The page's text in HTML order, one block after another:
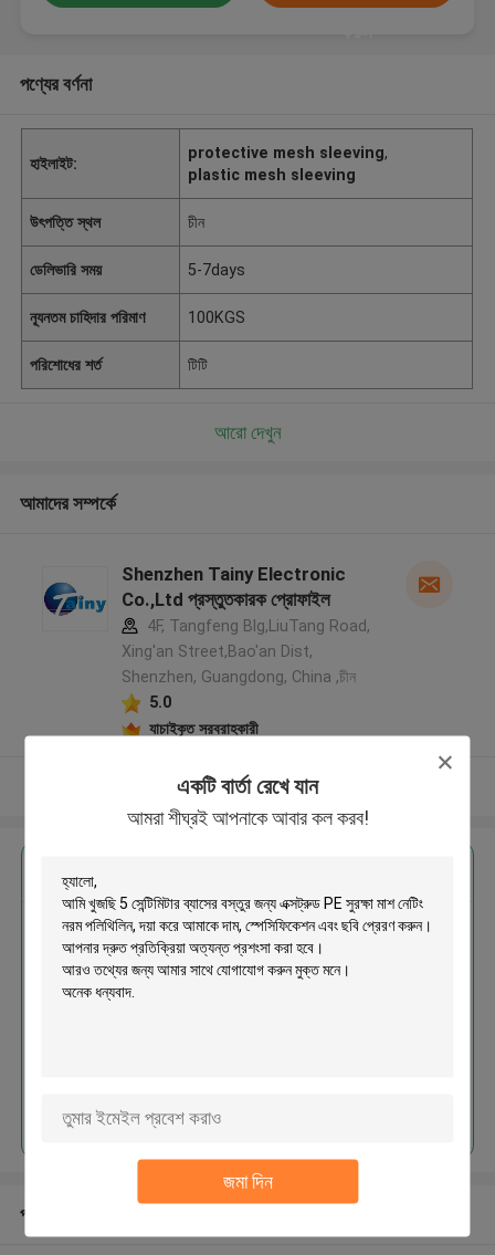
একটি বার্তা রেখে যান
আমরা শীঘ্রই আপনাকে আবার কল করব!
জমা দিন
পণ্যের বর্ণনা
হাইলাইট:
protective mesh sleeving,
plastic mesh sleeving
উৎপত্তি স্থল চীন
ডেলিভারি সময় 5-7days
ন্যূনতম চাহিদার পরিমাণ 100KGS
পরিশোধের শর্ত টিটি
আরো দেখুন
আমাদের সম্পর্কে
Shenzhen Tainy Electronic
Co.,Ltd প্রস্তুতকারক প্রোফাইল
4F, Tangfeng Blg,LiuTang Road,
Xing'an Street,Bao'an Dist,
Shenzhen, Guangdong, China ,চীন
5.0
যাচাইকৃত সরবরাহকারী
আরো দেখুন
5 সেন্টিমিটার ব্যাসের বস্তুর জন্য এক্সট্রুড PE
সুরক্ষা মাশ নেটিং নরম পলিথিলিন
প্রস্তাবিত পণ্য